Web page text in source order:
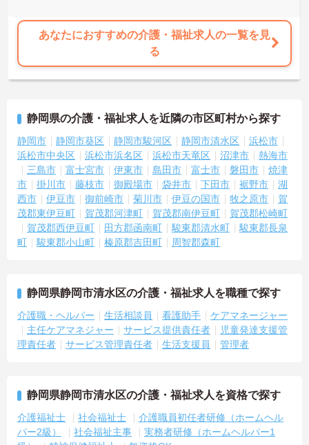
あなたにおすすめの介護・福祉求人の一覧を見
る
静岡県の介護・福祉求人を近隣の市区町村から探す
静岡市 静岡市葵区 静岡市駿河区 静岡市清水区
浜松市
浜松市中央区
浜松市浜名区 浜松市天竜区 沼津市
熱海市
三島市
富士宮市 伊東市 島田市 富士市 磐田市
焼津
市
掛川市 藤枝市 御殿場市 袋井市 下田市 裾野市
湖
西市
伊豆市 御前崎市 菊川市 伊豆の国市 牧之原市
賀
茂郡東伊豆町
賀茂郡河津町 賀茂郡南伊豆町
賀茂郡松崎町
賀茂郡西伊豆町
田方郡函南町 駿東郡清水町
駿東郡長泉
町
駿東郡小山町 榛原郡吉田町 周智郡森町
静岡県静岡市清水区の介護・福祉求人を職種で探す
介護職・ヘルパー 生活相談員 看護助手
ケアマネージャー
主任ケアマネジャー
サービス提供責任者
児童発達支援管
理責任者
サービス管理責任者 生活支援員 管理者
静岡県静岡市清水区の介護・福祉求人を資格で探す
介護福祉士 社会福祉士
介護職員初任者研修（ホームヘル
パー2級）
社会福祉主事
実務者研修（ホームヘルパー1